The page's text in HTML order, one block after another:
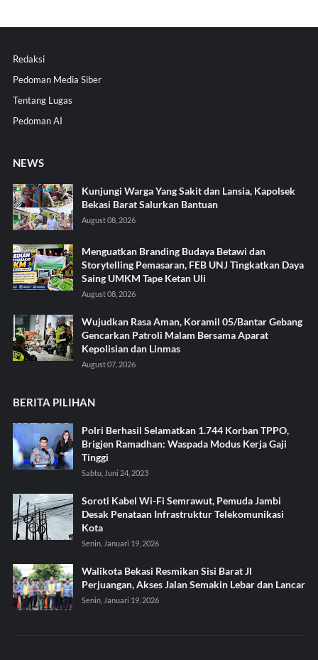
Redaksi
Pedoman Media Siber
Tentang Lugas
Pedoman AI
NEWS
Kunjungi Warga Yang Sakit dan Lansia, Kapolsek
Bekasi Barat Salurkan Bantuan
August 08, 2026
Menguatkan Branding Budaya Betawi dan
Storytelling Pemasaran, FEB UNJ Tingkatkan Daya
Saing UMKM Tape Ketan Uli
August 08, 2026
Wujudkan Rasa Aman, Koramil 05/Bantar Gebang
Gencarkan Patroli Malam Bersama Aparat
Kepolisian dan Linmas
August 07, 2026
BERITA PILIHAN
Polri Berhasil Selamatkan 1.744 Korban TPPO,
Brigjen Ramadhan: Waspada Modus Kerja Gaji
Tinggi
Sabtu, Juni 24, 2023
Soroti Kabel Wi-Fi Semrawut, Pemuda Jambi
Desak Penataan Infrastruktur Telekomunikasi
Kota
Senin, Januari 19, 2026
Walikota Bekasi Resmikan Sisi Barat Jl
Perjuangan, Akses Jalan Semakin Lebar dan Lancar
Senin, Januari 19, 2026